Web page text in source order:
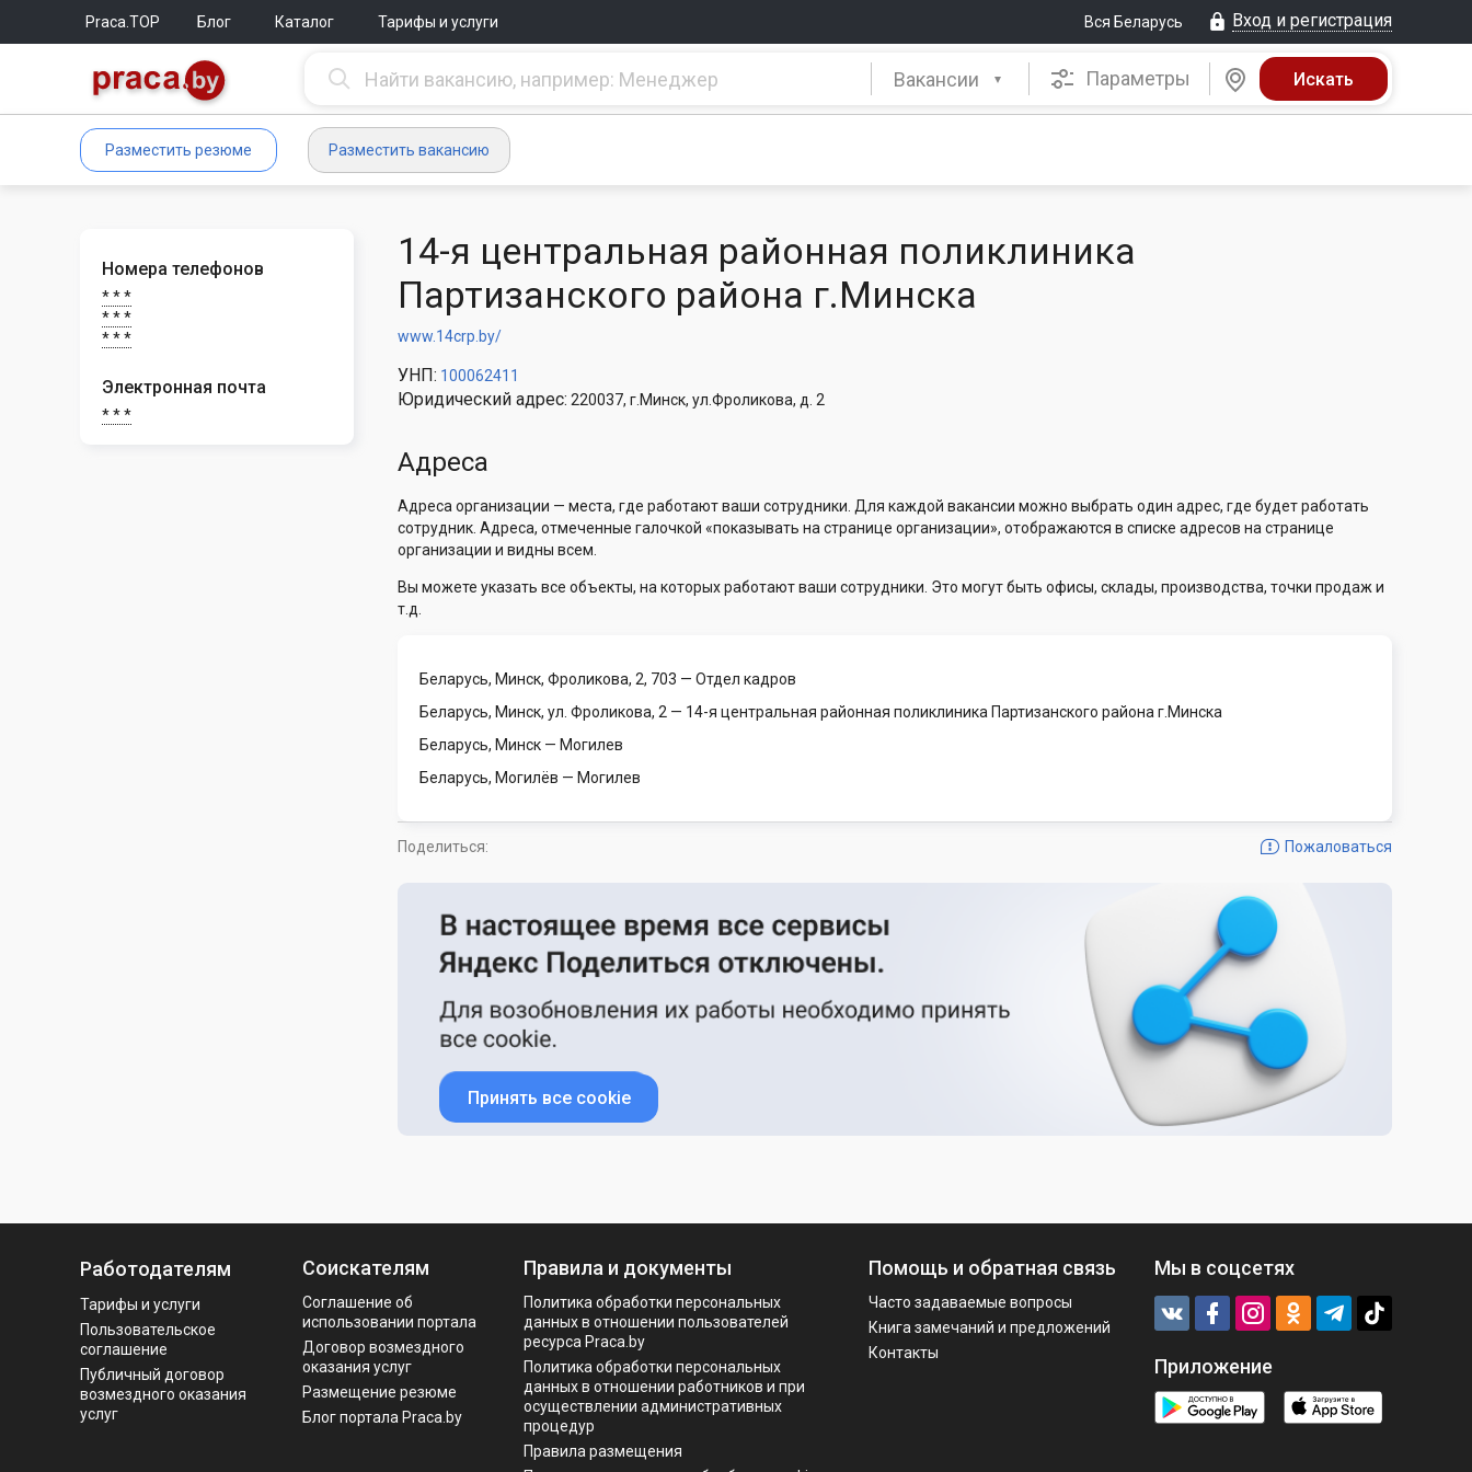
Praca.TOP Блог Каталог Тарифы и услуги Вся Беларусь Вход и регистрация
Вакансии Параметры
Разместить резюме Разместить вакансию
Номера телефонов
* * *
* * *
* * *
Электронная почта
* * *
14-я центральная районная поликлиника
Партизанского района г.Минска
www.14crp.by/
УНП: 100062411
Юридический адрес: 220037, г.Минск, ул.Фроликова, д. 2
Адреса
Адреса организации — места, где работают ваши сотрудники. Для каждой вакансии можно выбрать один адрес, где будет работать
сотрудник. Адреса, отмеченные галочкой «показывать на странице организации», отображаются в списке адресов на странице
организации и видны всем.
Вы можете указать все объекты, на которых работают ваши сотрудники. Это могут быть офисы, склады, производства, точки продаж и
т.д.
Беларусь, Минск, Фроликова, 2, 703 — Отдел кадров
Беларусь, Минск, ул. Фроликова, 2 — 14-я центральная районная поликлиника Партизанского района г.Минска
Беларусь, Минск — Могилев
Беларусь, Могилёв — Могилев
Пожаловаться
Поделиться:
Принять все cookie
Работодателям
Тарифы и услуги
Пользовательское
соглашение
Публичный договор
возмездного оказания
услуг
Соискателям
Соглашение об
использовании портала
Договор возмездного
оказания услуг
Размещение резюме
Блог портала Praca.by
Правила и документы
Политика обработки персональных
данных в отношении пользователей
ресурса Praca.by
Политикa обработки персональных
данных в отношении работников и при
осуществлении административных
процедур
Правила размещения
Помощь и обратная связь
Часто задаваемые вопросы
Книга замечаний и предложений
Контакты
Мы в соцсетях
Приложение